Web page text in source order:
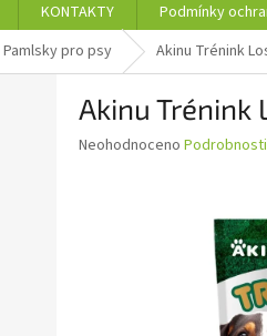
KONTAKTY Podmínky
Pamlsky pro psy Akinu Trénink
Akinu Trénink
Průměrné
Neohodnoceno